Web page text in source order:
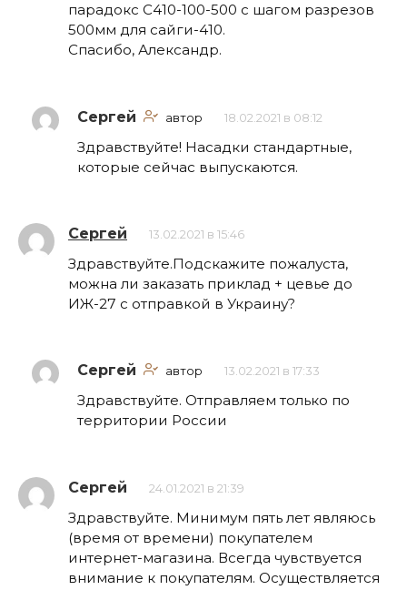
парадокс С410-100-500 с шагом разрезов
500мм для сайги-410.
Спасибо, Александр.
Сергей автор 18.02.2021 в 08:12
Здравствуйте! Насадки стандартные,
которые сейчас выпускаются.
Сергей 13.02.2021 в 15:46
Здравствуйте.Подскажите пожалуста,
можна ли заказать приклад + цевье до
ИЖ-27 с отправкой в Украину?
Сергей автор 13.02.2021 в 17:33
Здравствуйте. Отправляем только по
территории России
Сергей 24.01.2021 в 21:39
Здравствуйте. Минимум пять лет являюсь
(время от времени) покупателем
интернет-магазина. Всегда чувствуется
внимание к покупателям. Осуществляется